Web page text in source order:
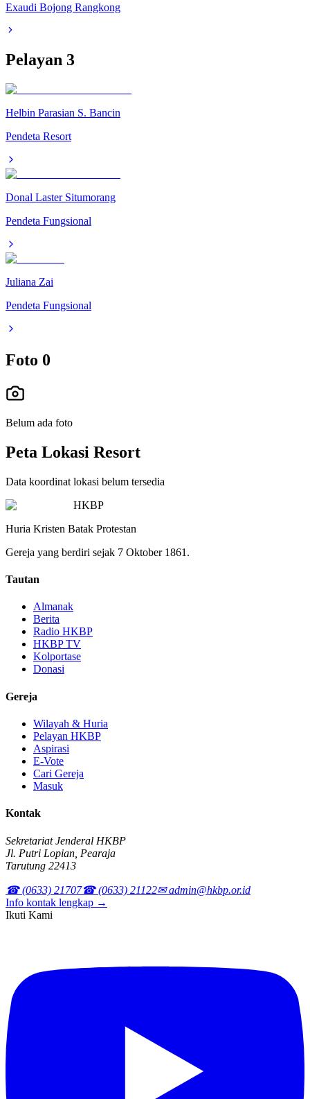
Exaudi Bojong Rangkong
Pelayan 3
Helbin Parasian S. Bancin
Pendeta Resort
Donal Laster Situmorang
Pendeta Fungsional
Juliana Zai
Pendeta Fungsional
Foto 0
Belum ada foto
Peta Lokasi Resort
Data koordinat lokasi belum tersedia
HKBP
Huria Kristen Batak Protestan
Gereja yang berdiri sejak 7 Oktober 1861.
Tautan
Almanak
Berita
Radio HKBP
HKBP TV
Kolportase
Donasi
Gereja
Wilayah & Huria
Pelayan HKBP
Aspirasi
E-Vote
Cari Gereja
Masuk
Kontak
Sekretariat Jenderal HKBP
Jl. Putri Lopian, Pearaja
Tarutung 22413
☎ (0633) 21707☎ (0633) 21122✉ admin@hkbp.or.id
Info kontak lengkap →
Ikuti Kami